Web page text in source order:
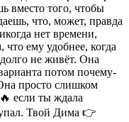
вместо того, чтобы
что, может, правда
нет времени,
ему удобнее, когда
не живёт. Она
потом почему-
просто слишком
если ты ждала
Твой Дима 👉